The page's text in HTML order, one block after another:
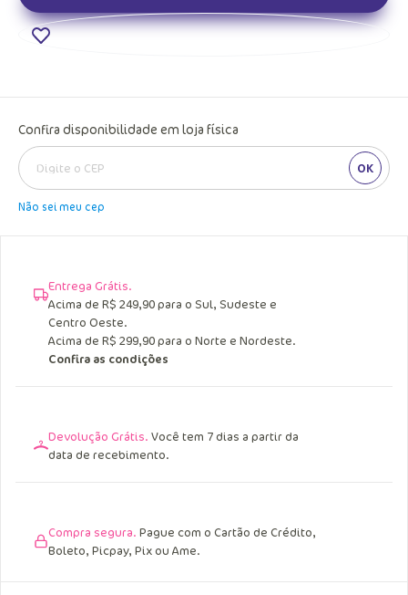
Confira disponibilidade em loja física
OK
Não sei meu cep
Entrega Grátis.
Acima de R$ 249,90 para o Sul, Sudeste e
Centro Oeste.
Acima de R$ 299,90 para o Norte e Nordeste.
Confira as condições
Devolução Grátis. Você tem 7 dias a partir da
data de recebimento.
Compra segura. Pague com o Cartão de Crédito,
Boleto, Picpay, Pix ou Ame.